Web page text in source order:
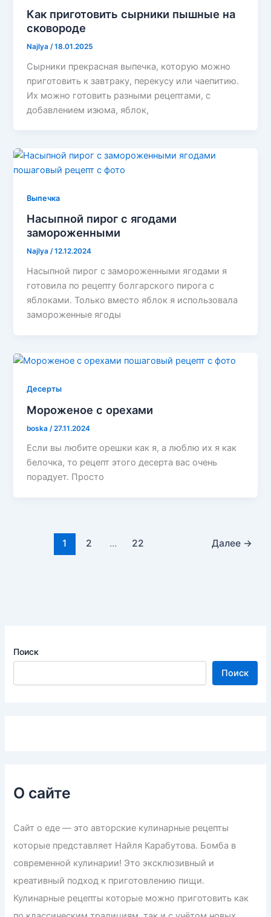
Как приготовить сырники пышные на
сковороде
Najlya /18.01.2025
Сырники прекрасная выпечка, которую можно
приготовить к завтраку, перекусу или чаепитию.
Их можно готовить разными рецептами, с
добавлением изюма, яблок,
Выпечка
Насыпной пирог с ягодами
замороженными
Najlya/12.12.2024
Насыпной пирог с замороженными ягодами я
готовила по рецепту болгарского пирога с
яблоками. Только вместо яблок я использовала
замороженные ягоды
Десерты
Мороженое с орехами
boska /27.11.2024
Если вы любите орешки как я, а люблю их я как
белочка, то рецепт этого десерта вас очень
порадует. Просто
1 2 … 22 Далее →
Поиск
Поиск
О сайте
Сайт о еде — это авторские кулинарные рецепты
которые представляет Найля Карабутова. Бомба в
современной кулинарии! Это эксклюзивный и
креативный подход к приготовлению пищи.
Кулинарные рецепты которые можно приготовить как